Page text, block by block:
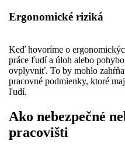
Ergonomické riziká
Keď hovoríme o
práce ľudí a úloh alebo
ovplyvniť. To by mohlo
pracovné podmienky, ktoré
ľudí.
Ako nebezpečné
pracovišti